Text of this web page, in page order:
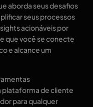
aborda seus desafios
seus processos
acionáveis ​​por
que você se conecte
e alcance um
plataforma de cliente
para qualquer